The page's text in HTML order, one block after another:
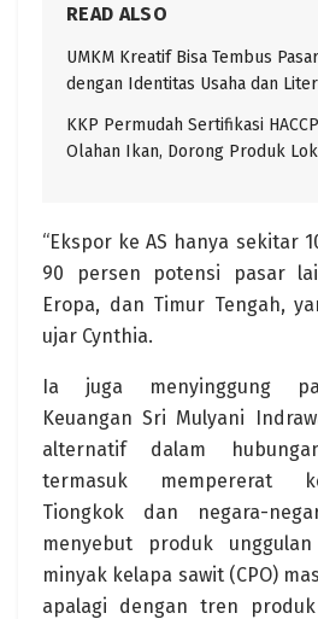
READ ALSO
UMKM Kreatif Bisa Tembus
dengan Identitas Usaha dan
KKP Permudah Sertifikasi
Olahan Ikan, Dorong Produk
“Ekspor ke AS hanya sekitar
90 persen potensi pasar
Eropa, dan Timur Tengah,
ujar Cynthia.
Ia juga menyinggung
Keuangan Sri Mulyani
alternatif dalam
termasuk mempererat
Tiongkok dan negara-
menyebut produk
minyak kelapa sawit (CPO)
apalagi dengan tren